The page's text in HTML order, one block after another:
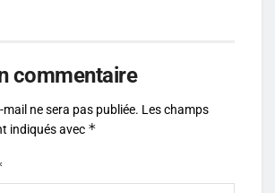
commentaire
ne sera pas publiée. Les champs
indiqués avec *